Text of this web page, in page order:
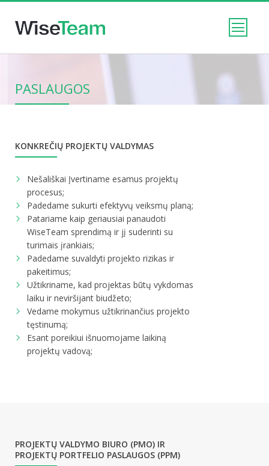
PASLAUGOS
KONKREČIŲ PROJEKTŲ VALDYMAS
Nešališkai Įvertiname esamus projektų
procesus;
Padedame sukurti efektyvų veiksmų planą;
Patariame kaip geriausiai panaudoti
WiseTeam sprendimą ir jį suderinti su
turimais įrankiais;
Padedame suvaldyti projekto rizikas ir
pakeitimus;
Užtikriname, kad projektas būtų vykdomas
laiku ir neviršijant biudžeto;
Vedame mokymus užtikrinančius projekto
tęstinumą;
Esant poreikiui išnuomojame laikiną
projektų vadovą;
PROJEKTŲ VALDYMO BIURO (PMO) IR
PROJEKTŲ PORTFELIO PASLAUGOS (PPM)